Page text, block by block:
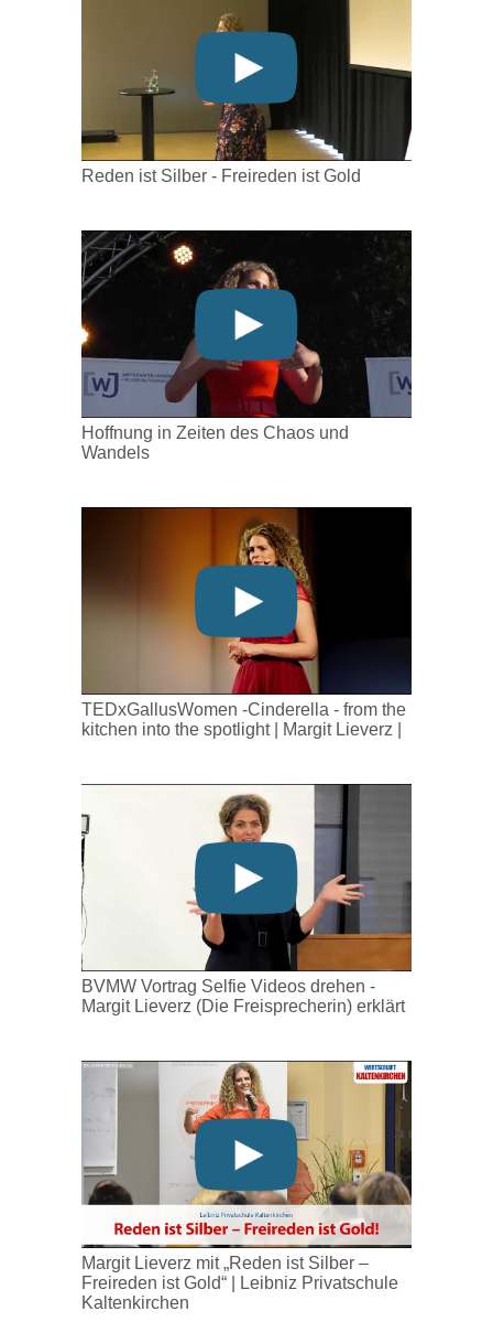
Reden ist Silber - Freireden ist Gold
Hoffnung in Zeiten des Chaos und
Wandels
TEDxGallusWomen -Cinderella - from the
kitchen into the spotlight | Margit Lieverz |
BVMW Vortrag Selfie Videos drehen -
Margit Lieverz (Die Freisprecherin) erklärt
Margit Lieverz mit „Reden ist Silber –
Freireden ist Gold“ | Leibniz Privatschule
Kaltenkirchen